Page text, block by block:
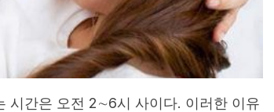
시간은 오전 2∼6시 사이다. 이러한 이유